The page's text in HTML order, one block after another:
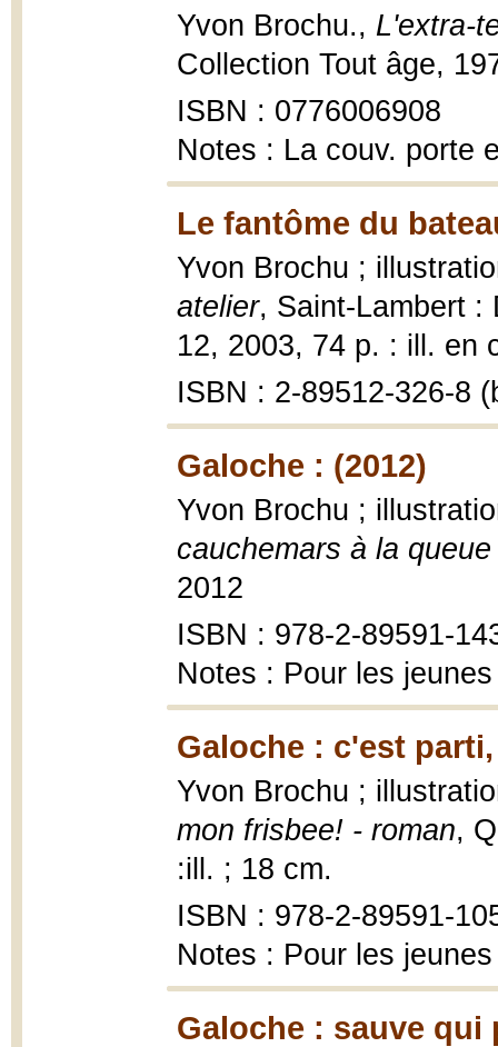
Yvon Brochu., L'extra-
Collection Tout âge,
ISBN : 0776006908
Notes : La couv. porte
Le fantôme du
Yvon Brochu ;
atelier, Saint-Lambert :
12, 2003, 74 p. : ill. en
ISBN : 2-89512-326-8
Galoche : (2012)
Yvon Brochu ;
cauchemars à la
2012
ISBN : 978-2-89591-
Notes : Pour les
Galoche : c'est
Yvon Brochu ;
mon frisbee! - roman,
:ill. ; 18 cm.
ISBN : 978-2-89591-
Notes : Pour les
Galoche : sauve qui